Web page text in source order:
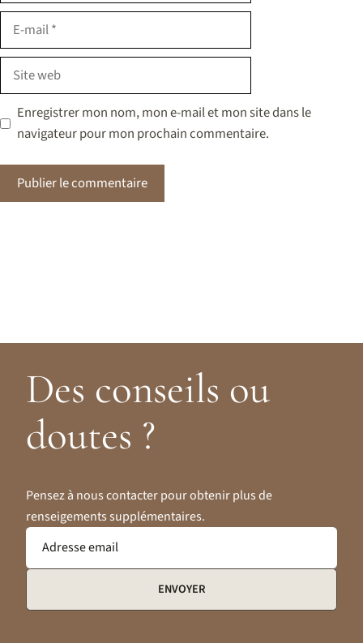
Site
Enregistrer mon nom, mon e-mail et mon site dans le
navigateur pour mon prochain commentaire.
Des conseils ou
doutes ?
Pensez à nous contacter pour obtenir plus de
renseigements supplémentaires.
Adresse email
ENVOYER